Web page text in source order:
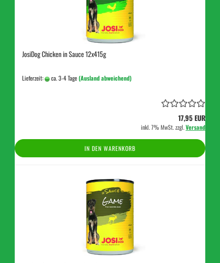
JosiDog Chicken in Sauce 12x415g
Lieferzeit: ca. 3-4 Tage(Ausland abweichend)
17,95 EUR
inkl. 7% MwSt. zzgl.Versand
IN DEN WARENKORB